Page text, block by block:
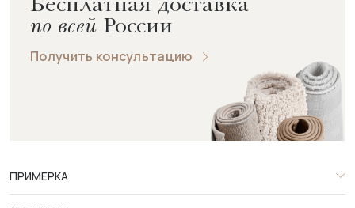
Бесплатная доставка
по всей России
Получить консультацию
ПРИМЕРКА